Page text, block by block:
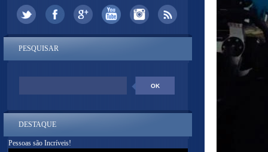
PESQUISAR
DESTAQUE
Pessoas são Incríveis!